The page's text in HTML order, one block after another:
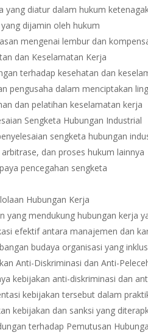
yang diatur dalam hukum
dijamin oleh hukum
mengenai lembur dan
dan Keselamatan Kerja
terhadap kesehatan dan
pengusaha dalam menciptakan
dan pelatihan keselamatan kerja
Sengketa Hubungan Industrial
sengketa hubungan
arbitrase, dan proses hukum lainnya
pencegahan sengketa
Hubungan Kerja
yang mendukung hubungan kerja
efektif antara manajemen dan
budaya organisasi yang
Anti-Diskriminasi dan Anti-
kebijakan anti-diskriminasi dan
kebijakan tersebut dalam
kebijakan dan sanksi yang
terhadap Pemutusan